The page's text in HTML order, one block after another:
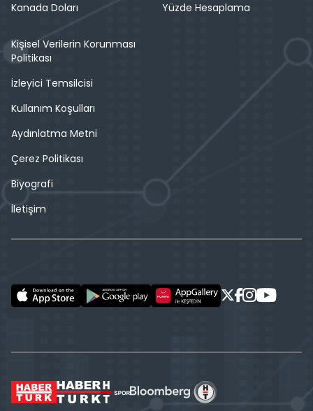
Kanada Doları
Yüzde Hesaplama
Kişisel Verilerin Korunması
Politikası
İzleyici Temsilcisi
Kullanım Koşulları
Aydınlatma Metni
Çerez Politikası
Biyografi
İletişim